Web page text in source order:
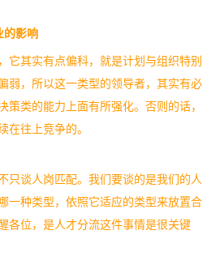
的影响
它其实有点偏科，就是计划与组织特别
弱，所以这一类型的领导者，其实有必
策类的能力上面有所强化。否则的话，
在往上竞争的。
只谈人岗匹配。我们要谈的是我们的人
一种类型，依照它适应的类型来放置合
各位，是人才分流这件事情是很关键